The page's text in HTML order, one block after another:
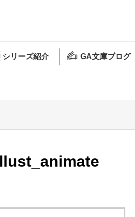
シリーズ紹介 GA文庫ブログ